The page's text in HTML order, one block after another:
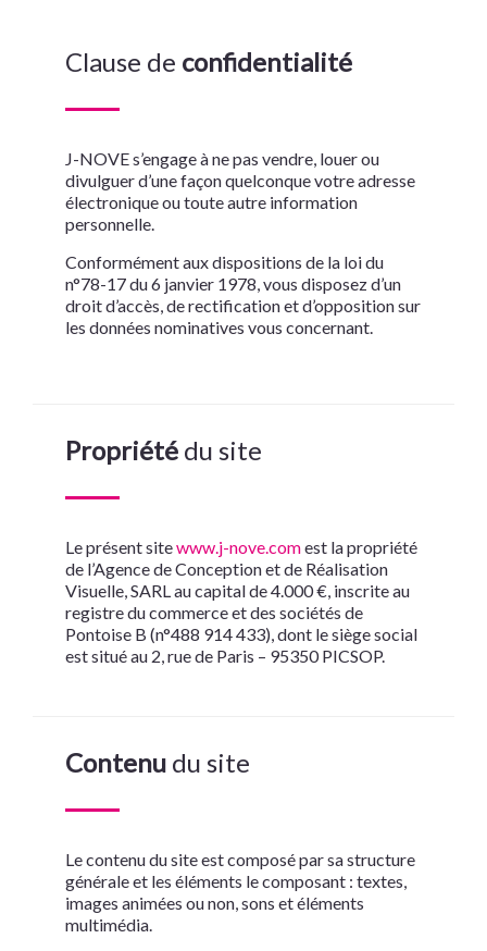
Clause de confidentialité
J-NOVEs’engage à ne pas vendre, louer ou
divulguer d’une façon quelconque votre adresse
électronique ou toute autre information
personnelle.
Conformément aux dispositions de la loi du
n°78-17 du 6 janvier 1978, vous disposez d’un
droit d’accès, de rectification et d’opposition sur
les données nominatives vous concernant.
Propriété du site
Le présent sitewww.j-nove.comest la propriété
de l’Agence de Conception et de Réalisation
Visuelle, SARL au capital de 4.000 €, inscrite au
registre du commerce et des sociétés de
Pontoise B (n°488 914 433), dont le siège social
est situé au 2, rue de Paris – 95350 PICSOP.
Contenu du site
Le contenu du site est composé par sa structure
générale et les éléments le composant : textes,
images animées ou non, sons et éléments
multimédia.